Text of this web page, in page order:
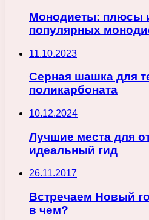
Монодиеты: плюсы
популярных
11.10.2023
Серная шашка для
поликарбоната
10.12.2024
Лучшие места для
идеальный гид
26.11.2017
Встречаем Новый
в чем?